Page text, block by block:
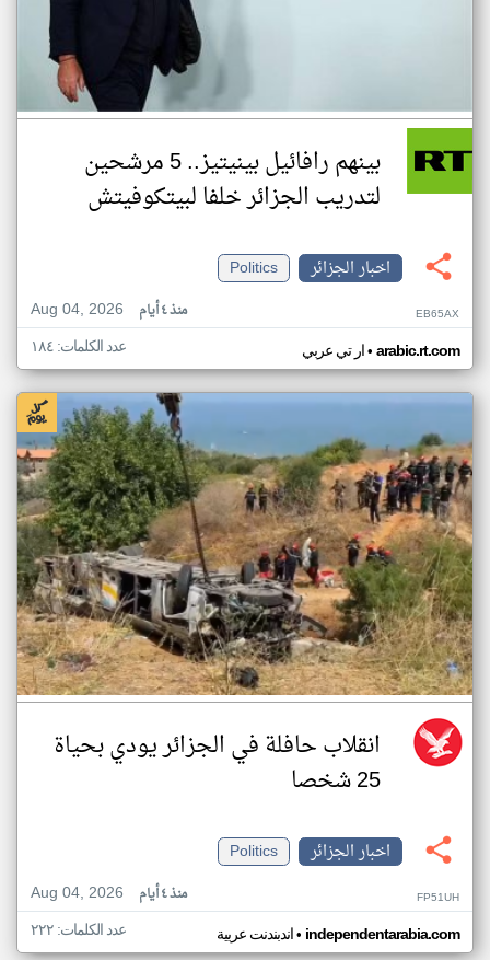
بينهم رافائيل بينيتيز.. 5 مرشحين
لتدريب الجزائر خلفا لبيتكوفيتش
اخبار الجزائر
Politics
Aug 04, 2026
منذ ٤ أيام EB65AX
ار تي عربي• arabic.rt.com عدد الكلمات: ١٨٤
انقلاب حافلة في الجزائر يودي بحياة
25 شخصا
اخبار الجزائر
Politics
Aug 04, 2026
منذ ٤ أيام FP51UH
اندبندنت عربية• independentarabia.com عدد الكلمات: ٢٢٢